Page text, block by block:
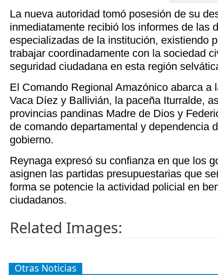
La nueva autoridad tomó posesión de su
inmediatamente recibió los informes de las
especializadas de la institución, existiendo
trabajar coordinadamente con la sociedad
seguridad ciudadana en esta región
El Comando Regional Amazónico abarca a
Vaca Díez y Ballivián, la paceña Iturralde,
provincias pandinas Madre de Dios y
de comando departamental y dependencia
gobierno.
Reynaga expresó su confianza en que los
asignen las partidas presupuestarias que
forma se potencie la actividad policial en
ciudadanos.
Related Images:
Otras Noticias